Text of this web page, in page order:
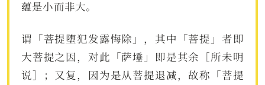
蕴是小而非大。
谓「菩提堕犯发露悔除」，其中「菩提」者即
大菩提之因，对此「萨埵」即是其余［所未明
说］；又复，因为是从菩提退减，故称「菩提